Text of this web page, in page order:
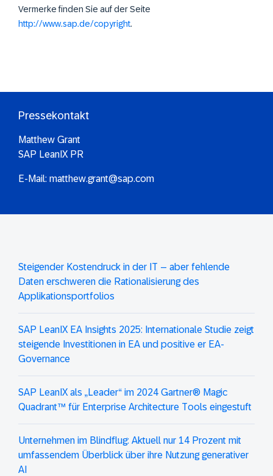
Vermerke finden Sie auf der Seite
http://www.sap.de/copyright.
Pressekontakt
Matthew Grant
SAP LeanIX PR
E-Mail: matthew.grant@sap.com
Steigender Kostendruck in der IT – aber fehlende
Daten erschweren die Rationalisierung des
Applikationsportfolios
SAP LeanIX EA Insights 2025: Internationale Studie zeigt
steigende Investitionen in EA und positive er EA-
Governance
SAP LeanIX als „Leader“ im 2024 Gartner® Magic
Quadrant™ für Enterprise Architecture Tools eingestuft
Unternehmen im Blindflug: Aktuell nur 14 Prozent mit
umfassendem Überblick über ihre Nutzung generativer
AI